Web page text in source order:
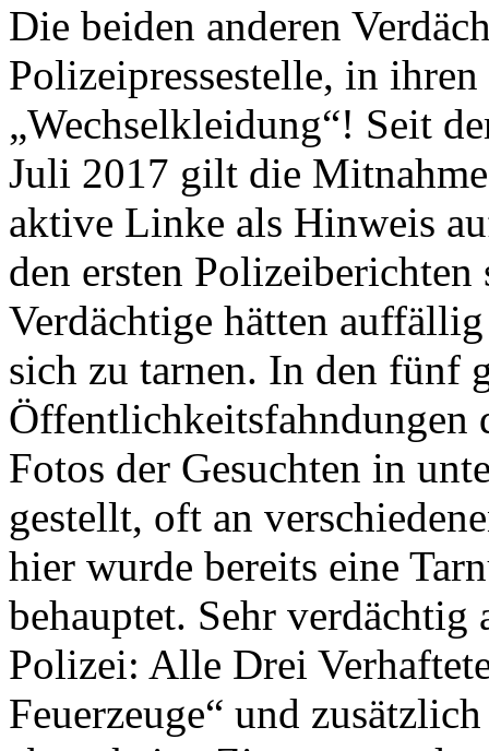
Die beiden anderen
Polizeipressestelle, in
„Wechselkleidung“! Seit
Juli 2017 gilt die
aktive Linke als Hinweis
den ersten
Verdächtige hätten
sich zu tarnen. In den fünf
Öffentlichkeitsfahndungen
Fotos der Gesuchten in
gestellt, oft an
hier wurde bereits eine
behauptet. Sehr verdächtig
Polizei: Alle Drei
Feuerzeuge“ und